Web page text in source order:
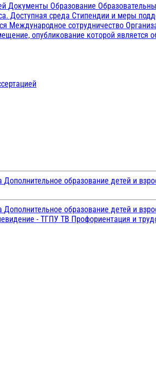
Документы Образование
Доступная среда Стипендии и меры
Международное сотрудничество
опубликование которой является
Дополнительное образование детей и
Дополнительное образование детей и
- ТГПУ ТВ Профориентация и